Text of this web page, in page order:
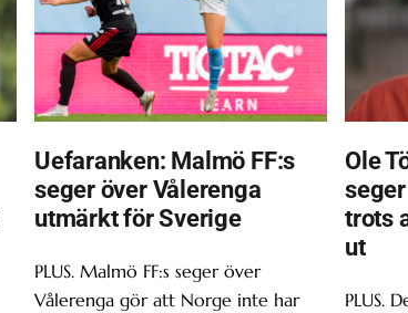
Uefaranken: Malmö FF:s
seger över Vålerenga
utmärkt för Sverige
PLUS. Malmö FF:s seger över
Vålerenga gör att Norge inte har
Ole
trots
ut
PLUS.